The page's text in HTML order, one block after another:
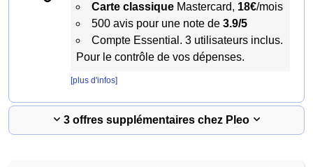
Carte classiqueMastercard, 18€/mois
500 avis pour une note de 3.9/5
Compte Essential. 3 utilisateurs inclus.
Pour le contrôle de vos dépenses.
[plus d'infos]
3 offres supplémentaires chez Pleo